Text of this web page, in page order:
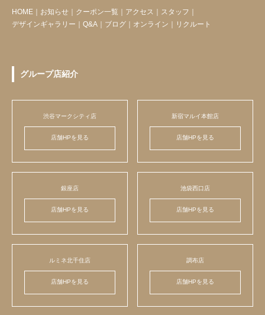
HOME ｜ お知らせ ｜ クーポン一覧 ｜ アクセス ｜ スタッフ ｜
デザインギャラリー ｜ Q&A ｜ ブログ ｜ オンライン ｜ リクルート
グループ店紹介
渋谷マークシティ店
店舗HPを見る
新宿マルイ本館店
店舗HPを見る
銀座店
店舗HPを見る
池袋西口店
店舗HPを見る
ルミネ北千住店
店舗HPを見る
調布店
店舗HPを見る